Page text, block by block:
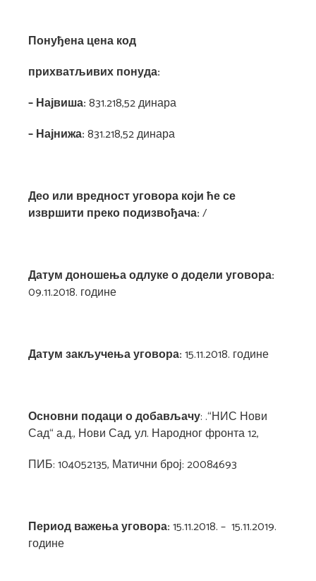
Понуђена цена код
прихватљивих понуда:
– Највиша:831.218,52 динара
– Најнижа:831.218,52 динара
Део или вредност уговора који ће се
извршити преко подизвођача:/
Датум доношења одлуке о додели уговора:
09.11.2018. године
Датум закључења уговора:15.11.2018. године
Основни подаци о добављачу: .“НИС Нови
Сад“ а.д., Нови Сад, ул. Народног фронта 12,
ПИБ: 104052135, Матични број: 20084693
Период важења уговора:15.11.2018. – 15.11.2019.
године